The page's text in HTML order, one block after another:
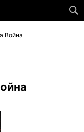
Война